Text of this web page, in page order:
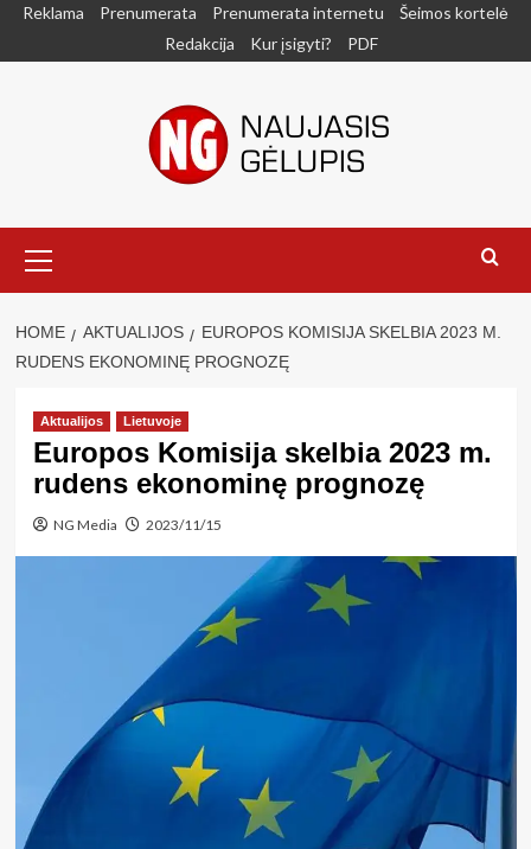
SkipReklama Prenumerata Prenumerata internetu
Šeimos kortelė
Redakcija
Kur įsigyti? PDF
Menu
HOME AKTUALIJOS
EUROPOS KOMISIJA SKELBIA 2023 M.
RUDENS EKONOMINĘ PROGNOZĘ
Aktualijos Lietuvoje
Europos Komisija skelbia 2023 m.
rudens ekonominę prognozę
NG Media 2023/11/15